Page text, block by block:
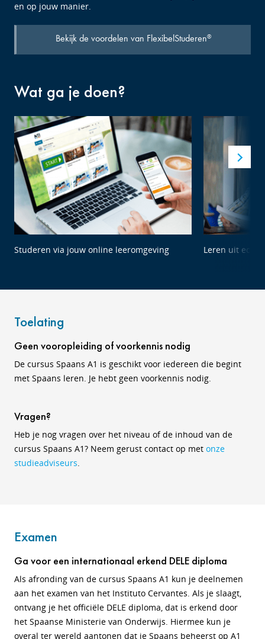
en op jouw manier.
Bekijk de voordelen van FlexibelStuderen®
Wat ga je doen?
Studeren via jouw online leeromgeving Leren uit
Toelating
Geen vooropleiding of voorkennis nodig
De cursus Spaans A1 is geschikt voor iedereen die begint
met Spaans leren. Je hebt geen voorkennis nodig.
Vragen?
Heb je nog vragen over het niveau of de inhoud van de
cursus Spaans A1? Neem gerust contact op met onze
studieadviseurs.
Examen
Ga voor een internationaal erkend DELE diploma
Als afronding van de cursus Spaans A1 kun je deelnemen
aan het examen van het Instituto Cervantes. Als je slaagt,
ontvang je het officiële DELE diploma, dat is erkend door
het Spaanse Ministerie van Onderwijs. Hiermee kun je
overal ter wereld aantonen dat je Spaans beheerst op A1